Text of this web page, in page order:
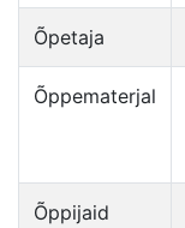
Õpetaja
Õppematerjal
Õppijaid